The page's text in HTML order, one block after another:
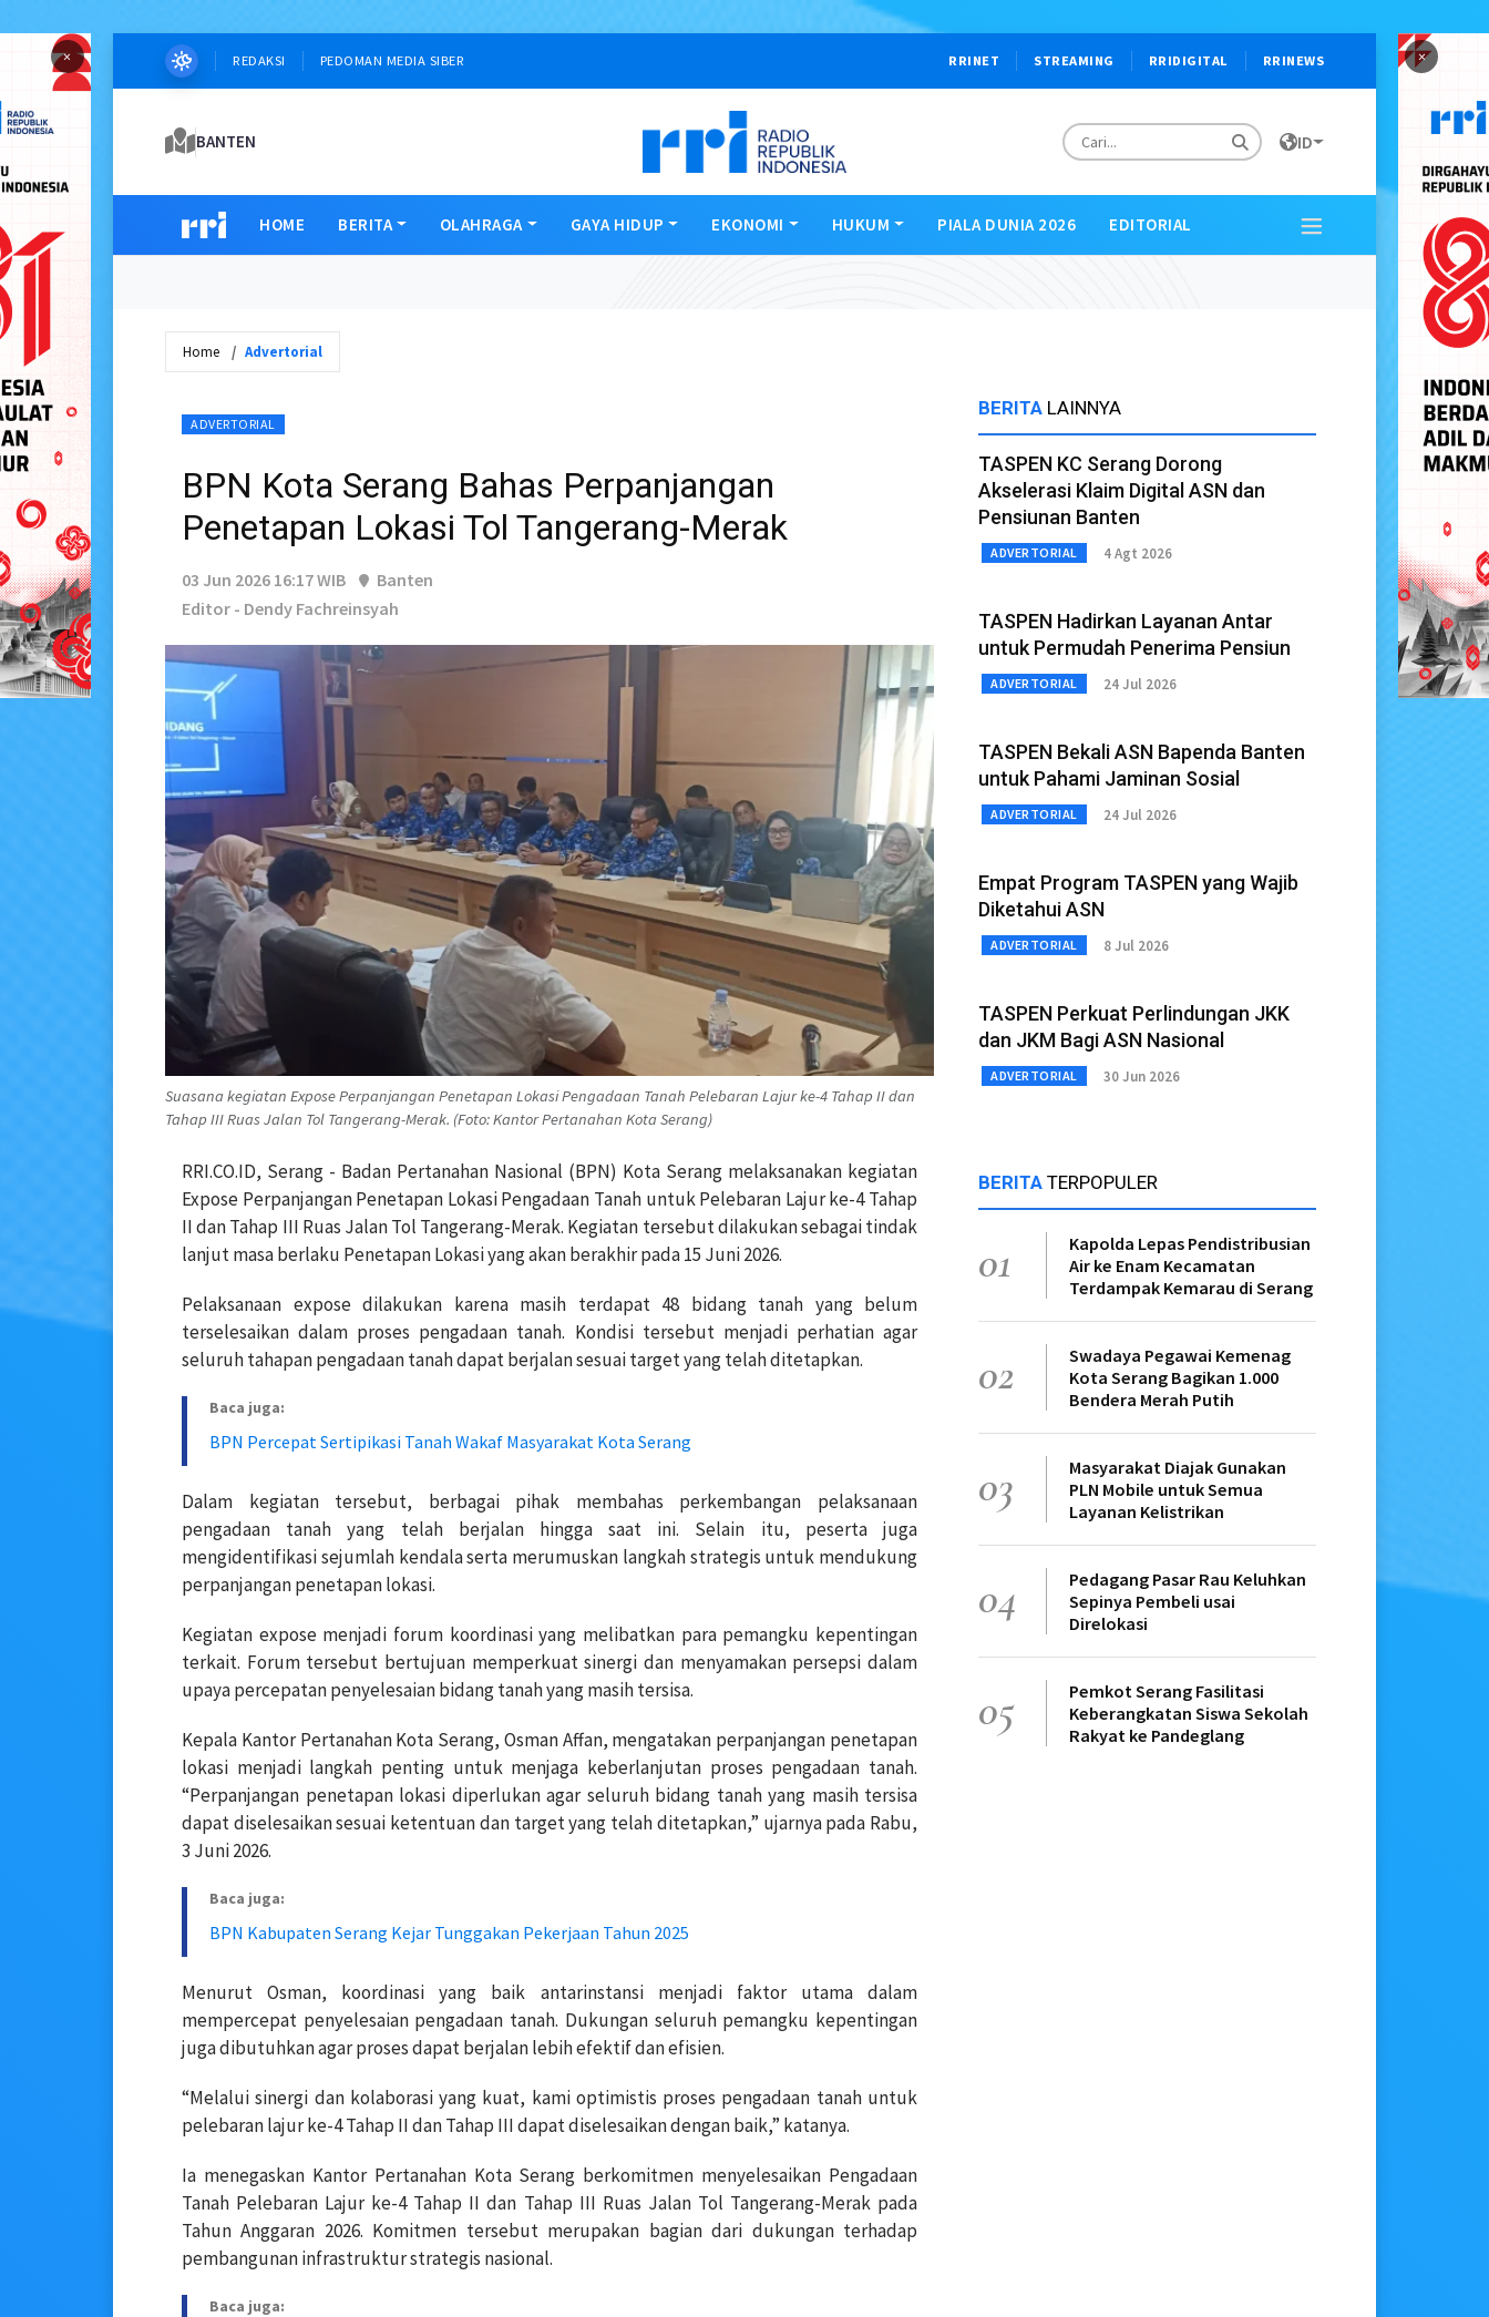
× ×
REDAKSI PEDOMAN MEDIA SIBER RRINET STREAMING RRIDIGITAL RRINEWS
BANTEN ID
HOME BERITA OLAHRAGA GAYA HIDUP EKONOMI HUKUM PIALA DUNIA 2026 EDITORIAL
Home Advertorial
ADVERTORIAL
BPN Kota Serang Bahas Perpanjangan
Penetapan Lokasi Tol Tangerang-Merak
03 Jun 2026 16:17 WIB
Banten
Editor - Dendy Fachreinsyah
Suasana kegiatan Expose Perpanjangan Penetapan Lokasi Pengadaan Tanah Pelebaran Lajur ke-4 Tahap II dan
Tahap III Ruas Jalan Tol Tangerang-Merak. (Foto: Kantor Pertanahan Kota Serang)
RRI.CO.ID, Serang - Badan Pertanahan Nasional (BPN) Kota Serang melaksanakan kegiatan
Expose Perpanjangan Penetapan Lokasi Pengadaan Tanah untuk Pelebaran Lajur ke-4 Tahap
II dan Tahap III Ruas Jalan Tol Tangerang-Merak. Kegiatan tersebut dilakukan sebagai tindak
lanjut masa berlaku Penetapan Lokasi yang akan berakhir pada 15 Juni 2026.
Pelaksanaan expose dilakukan karena masih terdapat 48 bidang tanah yang belum
terselesaikan dalam proses pengadaan tanah. Kondisi tersebut menjadi perhatian agar
seluruh tahapan pengadaan tanah dapat berjalan sesuai target yang telah ditetapkan.
Baca juga:
BPN Percepat Sertipikasi Tanah Wakaf Masyarakat Kota Serang
Dalam kegiatan tersebut, berbagai pihak membahas perkembangan pelaksanaan
pengadaan tanah yang telah berjalan hingga saat ini. Selain itu, peserta juga
mengidentifikasi sejumlah kendala serta merumuskan langkah strategis untuk mendukung
perpanjangan penetapan lokasi.
Kegiatan expose menjadi forum koordinasi yang melibatkan para pemangku kepentingan
terkait. Forum tersebut bertujuan memperkuat sinergi dan menyamakan persepsi dalam
upaya percepatan penyelesaian bidang tanah yang masih tersisa.
Kepala Kantor Pertanahan Kota Serang, Osman Affan, mengatakan perpanjangan penetapan
lokasi menjadi langkah penting untuk menjaga keberlanjutan proses pengadaan tanah.
“Perpanjangan penetapan lokasi diperlukan agar seluruh bidang tanah yang masih tersisa
dapat diselesaikan sesuai ketentuan dan target yang telah ditetapkan,” ujarnya pada Rabu,
3 Juni 2026.
Baca juga:
BPN Kabupaten Serang Kejar Tunggakan Pekerjaan Tahun 2025
Menurut Osman, koordinasi yang baik antarinstansi menjadi faktor utama dalam
mempercepat penyelesaian pengadaan tanah. Dukungan seluruh pemangku kepentingan
juga dibutuhkan agar proses dapat berjalan lebih efektif dan efisien.
“Melalui sinergi dan kolaborasi yang kuat, kami optimistis proses pengadaan tanah untuk
pelebaran lajur ke-4 Tahap II dan Tahap III dapat diselesaikan dengan baik,” katanya.
Ia menegaskan Kantor Pertanahan Kota Serang berkomitmen menyelesaikan Pengadaan
Tanah Pelebaran Lajur ke-4 Tahap II dan Tahap III Ruas Jalan Tol Tangerang-Merak pada
Tahun Anggaran 2026. Komitmen tersebut merupakan bagian dari dukungan terhadap
pembangunan infrastruktur strategis nasional.
Baca juga:
BERITA LAINNYA
TASPEN KC Serang Dorong
Akselerasi Klaim Digital ASN dan
Pensiunan Banten
ADVERTORIAL 4 Agt 2026
TASPEN Hadirkan Layanan Antar
untuk Permudah Penerima Pensiun
ADVERTORIAL 24 Jul 2026
TASPEN Bekali ASN Bapenda Banten
untuk Pahami Jaminan Sosial
ADVERTORIAL 24 Jul 2026
Empat Program TASPEN yang Wajib
Diketahui ASN
ADVERTORIAL 8 Jul 2026
TASPEN Perkuat Perlindungan JKK
dan JKM Bagi ASN Nasional
ADVERTORIAL 30 Jun 2026
BERITA TERPOPULER
01
Kapolda Lepas Pendistribusian
Air ke Enam Kecamatan
Terdampak Kemarau di Serang
02
Swadaya Pegawai Kemenag
Kota Serang Bagikan 1.000
Bendera Merah Putih
03
Masyarakat Diajak Gunakan
PLN Mobile untuk Semua
Layanan Kelistrikan
04
Pedagang Pasar Rau Keluhkan
Sepinya Pembeli usai
Direlokasi
05
Pemkot Serang Fasilitasi
Keberangkatan Siswa Sekolah
Rakyat ke Pandeglang